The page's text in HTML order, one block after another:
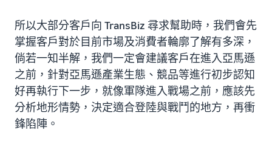
所以大部分客戶向 TransBiz 尋求幫助時，我們會先
掌握客戶對於目前市場及消費者輪廓了解有多深，
倘若一知半解，我們一定會建議客戶在進入亞馬遜
之前，針對亞馬遜產業生態、競品等進行初步認知
好再執行下一步，就像軍隊進入戰場之前，應該先
分析地形情勢，決定適合登陸與戰鬥的地方，再衝
鋒陷陣。